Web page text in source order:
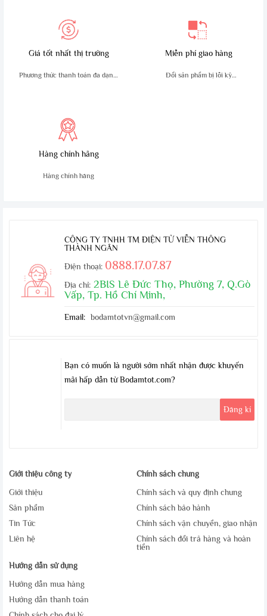
Giá tốt nhất thị trường
Phương thức thanh toán đa dạng,
Miễn phí giao hàng
Đổi sản phẩm bị lỗi kỹ
Hàng chính hãng
Hàng chính hãng
CÔNG TY TNHH TM ĐIỆN TỬ VIỄN THÔNG
THÀNH NGÂN
Điện thoại: 0888.17.07.87
Địa chỉ: 2BIS Lê Đức Thọ, Phường 7, Q.Gò
Vấp, Tp. Hồ Chí Minh,
Email: bodamtotvn@gmail.com
Bạn có muốn là người sớm nhất nhận được khuyến
mãi hấp dẫn từ Bodamtot.com?
Giới thiệu công ty
Giới thiệu
Sản phẩm
Tin Tức
Liên hệ
Chính sách chung
Chính sách và quy định chung
Chính sách bảo hành
Chính sách vận chuyển, giao nhận
Chính sách đổi trả hàng và hoàn
tiền
Hướng dẫn sử dụng
Hướng dẫn mua hàng
Hướng dẫn thanh toán